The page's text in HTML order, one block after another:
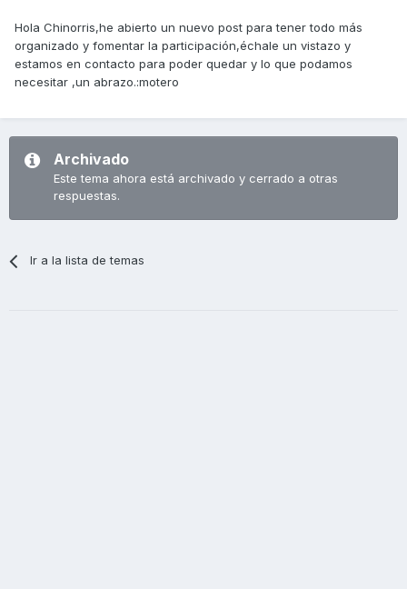
Hola Chinorris,he abierto un nuevo post para tener todo más
organizado y fomentar la participación,échale un vistazo y
estamos en contacto para poder quedar y lo que podamos
necesitar ,un abrazo.:motero
Archivado
Este tema ahora está archivado y cerrado a otras
respuestas.
Ir a la lista de temas